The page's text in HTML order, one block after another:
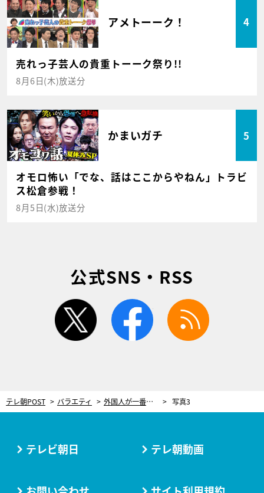
アメトーーク！ 4
売れっ子芸人の貴重トーーク祭り!!
8月6日(木)放送分
かまいガチ 5
オモロ怖い「でな、話はここからやねん」トラビ
ス松倉参戦！
8月5日(水)放送分
公式SNS・RSS
twitter facebook
テレ朝POST バラエティ 外国人が一番感動した“最強JAPANフード”BEST25を発表！王道から意外なものまでランクイン 写真3
テレビ朝日 テレ朝動画